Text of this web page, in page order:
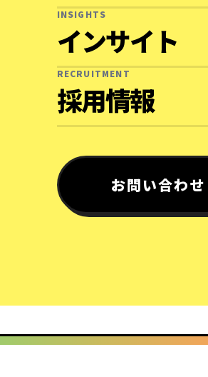
INSIGHTS
インサイト
RECRUITMENT
採用情報
お問い合わせ
テクノロジー
初心者によるWordPress導入① – は
こんにちは。 Hiroです。 本ブログの開設者
で、初の投稿と…
ペ
ー